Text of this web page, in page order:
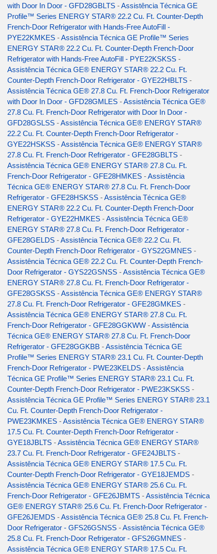
with Door In Door - GFD28GBLTS -Assistência Técnica GE
Profile™ Series ENERGY STAR® 22.2 Cu. Ft. Counter-Depth
French-Door Refrigerator with Hands-Free AutoFill -
PYE22KMKES -Assistência Técnica GE Profile™ Series
ENERGY STAR® 22.2 Cu. Ft. Counter-Depth French-Door
Refrigerator with Hands-Free AutoFill - PYE22KSKSS -
Assistência Técnica GE® ENERGY STAR® 22.2 Cu. Ft.
Counter-Depth French-Door Refrigerator - GYE22HBLTS -
Assistência Técnica GE® 27.8 Cu. Ft. French-Door Refrigerator
with Door In Door - GFD28GMLES -Assistência Técnica GE®
27.8 Cu. Ft. French-Door Refrigerator with Door In Door -
GFD28GSLSS -Assistência Técnica GE® ENERGY STAR®
22.2 Cu. Ft. Counter-Depth French-Door Refrigerator -
GYE22HSKSS -Assistência Técnica GE® ENERGY STAR®
27.8 Cu. Ft. French-Door Refrigerator - GFE28GBLTS -
Assistência Técnica GE® ENERGY STAR® 27.8 Cu. Ft.
French-Door Refrigerator - GFE28HMKES -Assistência
Técnica GE® ENERGY STAR® 27.8 Cu. Ft. French-Door
Refrigerator - GFE28HSKSS -Assistência Técnica GE®
ENERGY STAR® 22.2 Cu. Ft. Counter-Depth French-Door
Refrigerator - GYE22HMKES -Assistência Técnica GE®
ENERGY STAR® 27.8 Cu. Ft. French-Door Refrigerator -
GFE28GELDS -Assistência Técnica GE® 22.2 Cu. Ft.
Counter-Depth French-Door Refrigerator - GYS22GMNES -
Assistência Técnica GE® 22.2 Cu. Ft. Counter-Depth French-
Door Refrigerator - GYS22GSNSS -Assistência Técnica GE®
ENERGY STAR® 27.8 Cu. Ft. French-Door Refrigerator -
GFE28GSKSS -Assistência Técnica GE® ENERGY STAR®
27.8 Cu. Ft. French-Door Refrigerator - GFE28GMKES -
Assistência Técnica GE® ENERGY STAR® 27.8 Cu. Ft.
French-Door Refrigerator - GFE28GGKWW -Assistência
Técnica GE® ENERGY STAR® 27.8 Cu. Ft. French-Door
Refrigerator - GFE28GGKBB -Assistência Técnica GE
Profile™ Series ENERGY STAR® 23.1 Cu. Ft. Counter-Depth
French-Door Refrigerator - PWE23KELDS -Assistência
Técnica GE Profile™ Series ENERGY STAR® 23.1 Cu. Ft.
Counter-Depth French-Door Refrigerator - PWE23KSKSS -
Assistência Técnica GE Profile™ Series ENERGY STAR® 23.1
Cu. Ft. Counter-Depth French-Door Refrigerator -
PWE23KMKES -Assistência Técnica GE® ENERGY STAR®
17.5 Cu. Ft. Counter-Depth French-Door Refrigerator -
GYE18JBLTS -Assistência Técnica GE® ENERGY STAR®
23.7 Cu. Ft. French-Door Refrigerator - GFE24JBLTS -
Assistência Técnica GE® ENERGY STAR® 17.5 Cu. Ft.
Counter-Depth French-Door Refrigerator - GYE18JEMDS -
Assistência Técnica GE® ENERGY STAR® 25.6 Cu. Ft.
French-Door Refrigerator - GFE26JBMTS -Assistência Técnica
GE® ENERGY STAR® 25.6 Cu. Ft. French-Door Refrigerator -
GFE26JEMDS -Assistência Técnica GE® 25.8 Cu. Ft. French-
Door Refrigerator - GFS26GSNSS -Assistência Técnica GE®
25.8 Cu. Ft. French-Door Refrigerator - GFS26GMNES -
Assistência Técnica GE® ENERGY STAR® 17.5 Cu. Ft.